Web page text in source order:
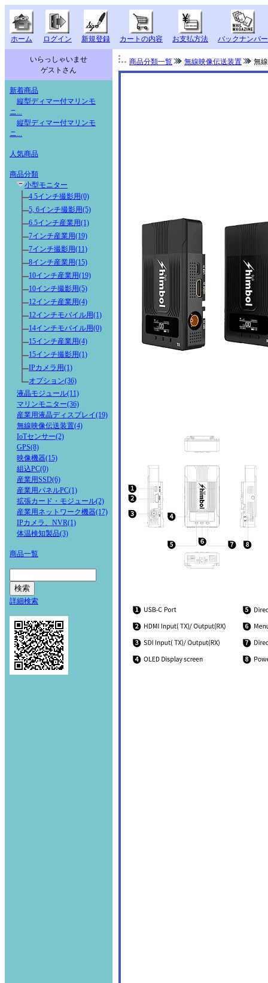
ホーム ログイン 新規登録 カートの内容 お支払方法 バックナンバー
いらっしゃいませ
ゲストさん
新着商品
縦型ディマー付マリンモ
ニ...
縦型ディマー付マリンモ
ニ...
人気商品
商品分類
小型モニター
4.5インチ撮影用(0)
5, 6インチ撮影用(5)
6.5インチ産業用(1)
7インチ産業用(19)
7インチ撮影用(11)
8インチ産業用(15)
10インチ産業用(19)
10インチ撮影用(5)
12インチ産業用(4)
12インチモバイル用(1)
14インチモバイル用(0)
15インチ産業用(4)
15インチ撮影用(1)
IPカメラ用(1)
オプション(36)
液晶モジュール(11)
マリンモニター(36)
産業用液晶ディスプレイ(19)
無線映像伝送装置(4)
IoTセンサー(2)
GPS(8)
映像機器(15)
組込PC(0)
産業用SSD(6)
産業用パネルPC(1)
拡張カード・モジュール(2)
産業用ネットワーク機器(17)
IPカメラ、NVR(1)
体温検知製品(3)
商品一覧
詳細検索
商品分類一覧 無線映像伝送装置 無